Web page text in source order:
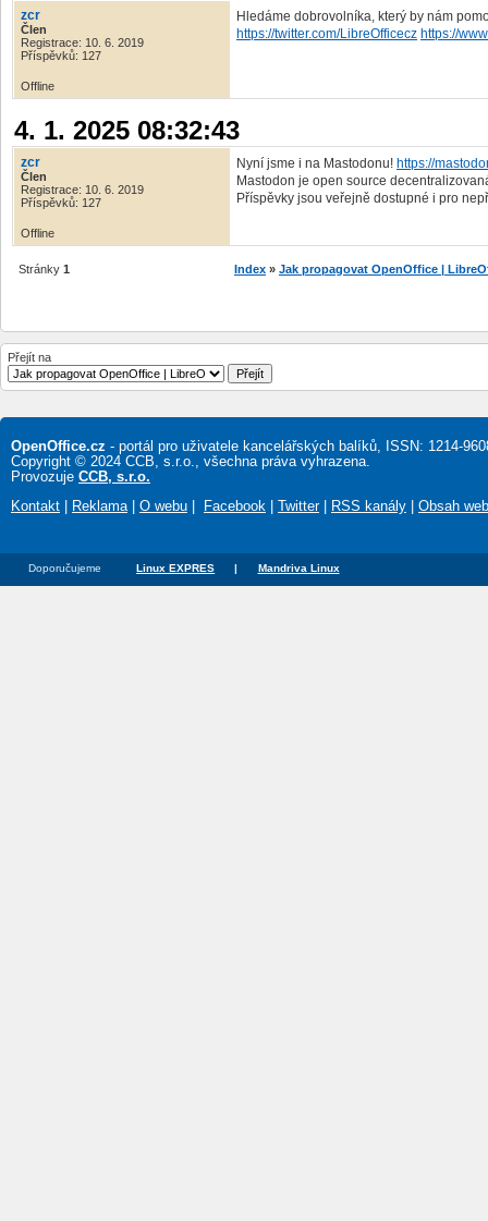
zcr
Člen
Registrace: 10. 6. 2019
Příspěvků: 127
Hledáme dobrovolníka, který by nám
https://twitter.com/LibreOfficecz https://
Offline
4. 1. 2025 08:32:43
zcr
Člen
Registrace: 10. 6. 2019
Příspěvků: 127
Nyní jsme i na Mastodonu! https://
Mastodon je open source
Příspěvky jsou veřejně dostupné i pro
Offline
Stránky 1 Index » Jak propagovat OpenOffice |
Přejít na
OpenOffice.cz - portál pro uživatele kancelářských balíků, ISSN: 1214-
Copyright © 2024 CCB, s.r.o., všechna práva vyhrazena.
Provozuje CCB, s.r.o.
Kontakt
Reklama O webu Facebook Twitter| RSS kanály Obsah
Doporučujeme Linux EXPRES | Mandriva Linux